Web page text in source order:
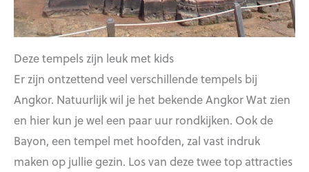
Deze tempels zijn leuk met kids
Er zijn ontzettend veel verschillende tempels bij
Angkor. Natuurlijk wil je het bekende Angkor Wat zien
en hier kun je wel een paar uur rondkijken. Ook de
Bayon, een tempel met hoofden, zal vast indruk
maken op jullie gezin. Los van deze twee top attracties